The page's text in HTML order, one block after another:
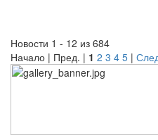
Новости 1 - 12 из 684
Начало | Пред. | 1 2 3 4 5 |